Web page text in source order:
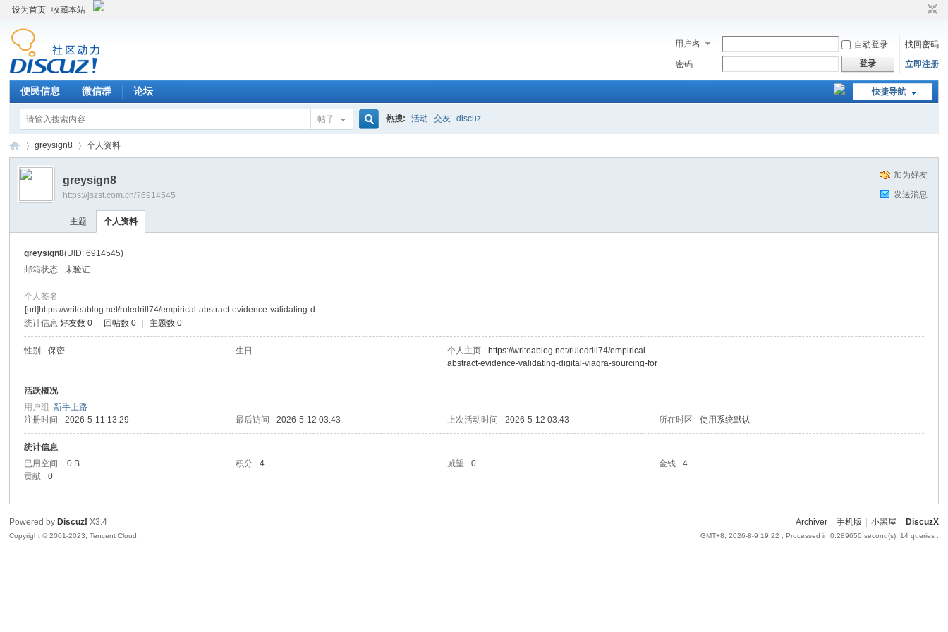
设为首页 收藏本站
用户名 自动登录
找回密码
密码
登录 立即注册
快捷导航
便民信息 微信群 论坛
帖子 热搜: 活动 交友 discuz
›
greysign8 个人资料
加为好友
发送消息
greysign8
https://jszst.com.cn/?6914545
主题 个人资料
greysign8(UID: 6914545)
邮箱状态
未验证
个人签名
[url]https://writeablog.net/ruledrill74/empirical-abstract-evidence-validating-d
统计信息 好友数 0 回帖数 0 主题数 0
性别 保密 生日 - 个人主页
https://writeablog.net/ruledrill74/empirical-
abstract-evidence-validating-digital-viagra-sourcing-for
活跃概况
用户组新手上路
注册时间
2026-5-11 13:29 最后访问 2026-5-12 03:43 上次活动时间 2026-5-12 03:43 所在时区 使用系统默认
统计信息
已用空间
0 B 积分 4 威望 0 金钱
4
贡献
0
Archiver 手机版 小黑屋 DiscuzX
GMT+8, 2026-8-9 19:22 , Processed in 0.289650 second(s), 14 queries .
Powered by Discuz! X3.4
Copyright © 2001-2023, Tencent Cloud.